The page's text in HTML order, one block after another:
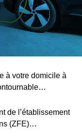
à votre domicile à
de l’établissement
(ZFE)…